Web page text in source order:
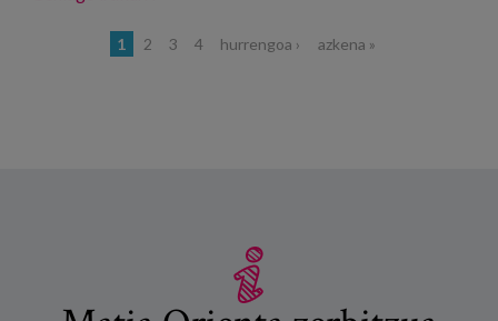
1 2 3 4 hurrengoa › azkena »